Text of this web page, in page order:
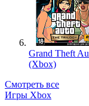
Grand Theft
(Xbox)
Смотреть все
Игры Xbox